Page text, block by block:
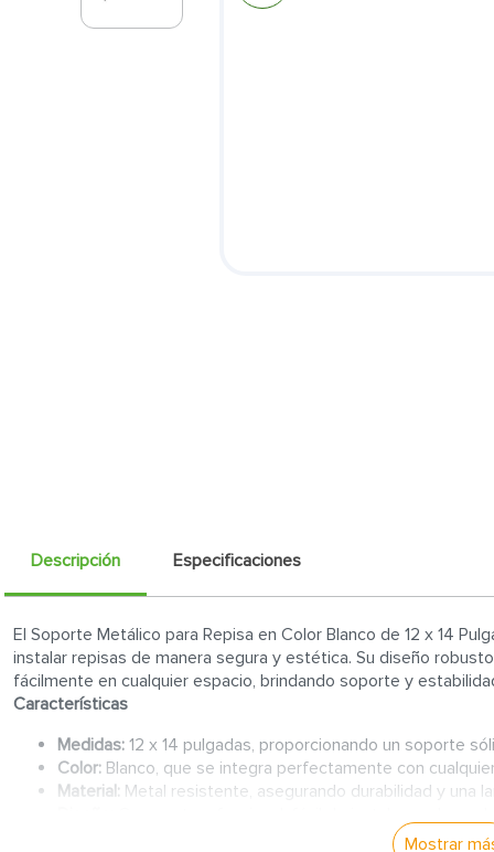
Descripción Especificaciones
El Soporte Metálico para Repisa en Color Blanco de 12 x 14
instalar repisas de manera segura y estética. Su diseño
fácilmente en cualquier espacio, brindando soporte y
Características
Medidas: 12 x 14 pulgadas, proporcionando un soporte
Color: Blanco, que se integra perfectamente con
Material: Metal resistente, asegurando durabilidad y una
Mostrar